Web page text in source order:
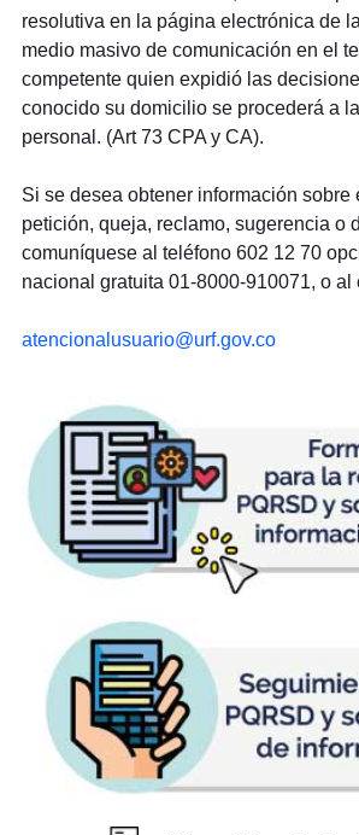
resolutiva en la página electrónica de
medio masivo de comunicación en el
competente quien expidió las
conocido su domicilio se procederá a
personal. (Art 73 CPA y CA).
Si se desea obtener información sobre
petición, queja, reclamo, sugerencia o
comuníquese al teléfono 602 12 70
nacional gratuita 01-8000-910071, o al
atencionalusuario@urf.gov.co